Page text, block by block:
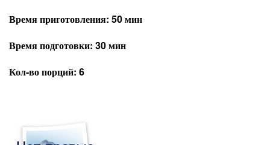
Время приготовления: 50 мин
Время подготовки: 30 мин
Кол-во порций: 6